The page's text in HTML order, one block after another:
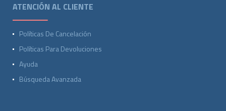
ATENCIÓN AL CLIENTE
Políticas De Cancelación
Políticas Para Devoluciones
Ayuda
Búsqueda Avanzada